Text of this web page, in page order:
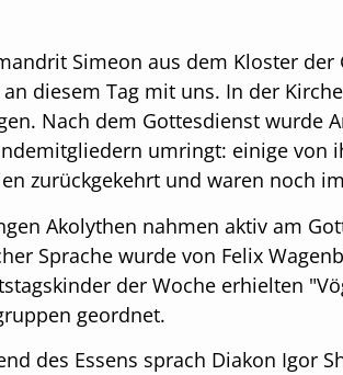
Simeon aus dem Kloster
diesem Tag mit uns. In der
Nach dem Gottesdienst wurde
umringt: einige von
zurückgekehrt und waren noch
Akolythen nahmen aktiv am
Sprache wurde von Felix
der Woche erhielten
geordnet.
des Essens sprach Diakon Igor